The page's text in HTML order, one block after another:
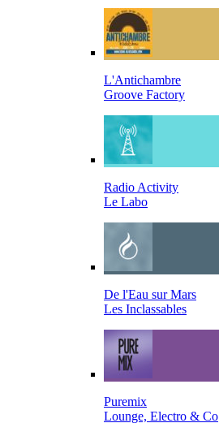
L'Antichambre
Groove Factory
Radio Activity
Le Labo
De l'Eau sur Mars
Les Inclassables
Puremix
Lounge, Electro & Co